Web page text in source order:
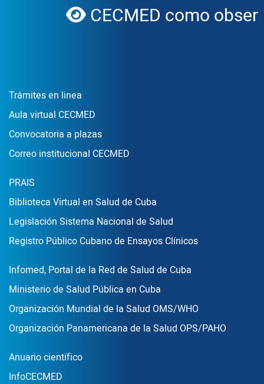
globe
CECMED como
Enlace Footer1
Trámites en linea
Aula virtual CECMED
Convocatoria a plazas
Correo institucional CECMED
Enlace Footer2
PRAIS
Biblioteca Virtual en Salud de Cuba
Legislación Sistema Nacional de Salud
Registro Público Cubano de Ensayos Clínicos
Enlace Footer3
Infomed, Portal de la Red de Salud de Cuba
Ministerio de Salud Pública en Cuba
Organización Mundial de la Salud OMS/WHO
Organización Panamericana de la Salud OPS/PAHO
Publicaciones
Anuario científico
InfoCECMED